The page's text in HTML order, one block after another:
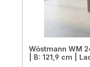
Wöstmann WM
| B: 121,9 cm |